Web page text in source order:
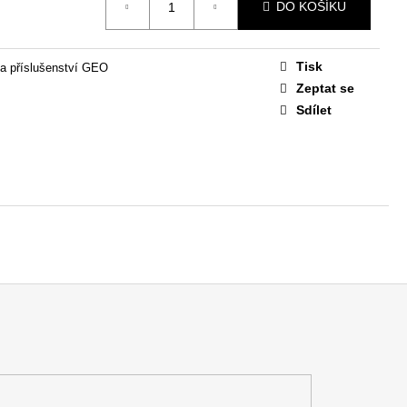
DO KOŠÍKU
příslušenství GEO
Tisk
Zeptat se
Sdílet
EASY 1